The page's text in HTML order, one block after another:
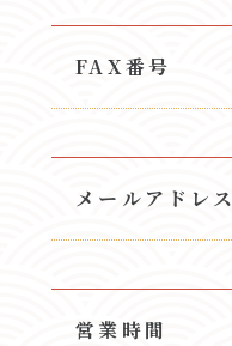
FAX番号
メールアドレス
営業時間